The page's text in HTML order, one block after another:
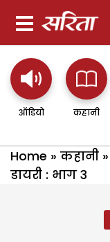
ऑडियो कहानी
Home » कहानी »
डायरी : भाग 3